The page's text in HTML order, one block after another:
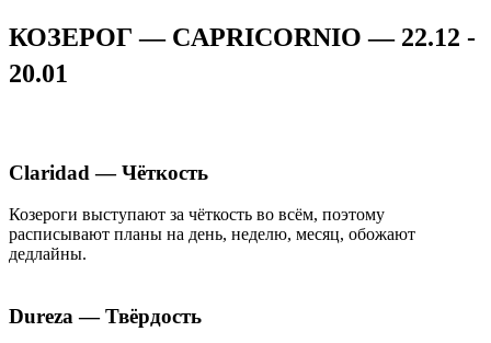
КОЗЕРОГ — CAPRICORNIO — 22.12 -
20.01
Claridad — Чёткость
Козероги выступают за чёткость во всём, поэтому
расписывают планы на день, неделю, месяц, обожают
дедлайны.
Dureza — Твёрдость